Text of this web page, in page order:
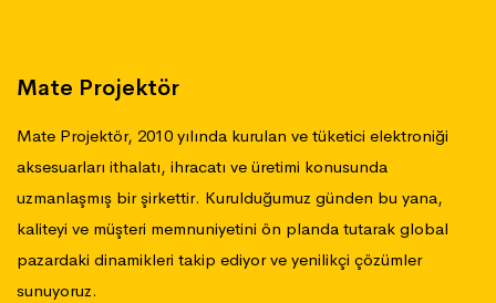
Mate Projektör
Mate Projektör, 2010 yılında kurulan ve tüketici elektroniği
aksesuarları ithalatı, ihracatı ve üretimi konusunda
uzmanlaşmış bir şirkettir. Kurulduğumuz günden bu yana,
kaliteyi ve müşteri memnuniyetini ön planda tutarak global
pazardaki dinamikleri takip ediyor ve yenilikçi çözümler
sunuyoruz.